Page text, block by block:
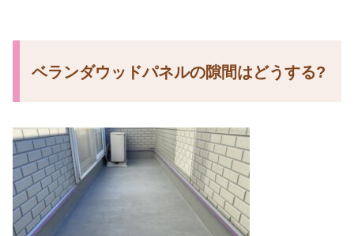
ベランダウッドパネルの隙間はどうする?